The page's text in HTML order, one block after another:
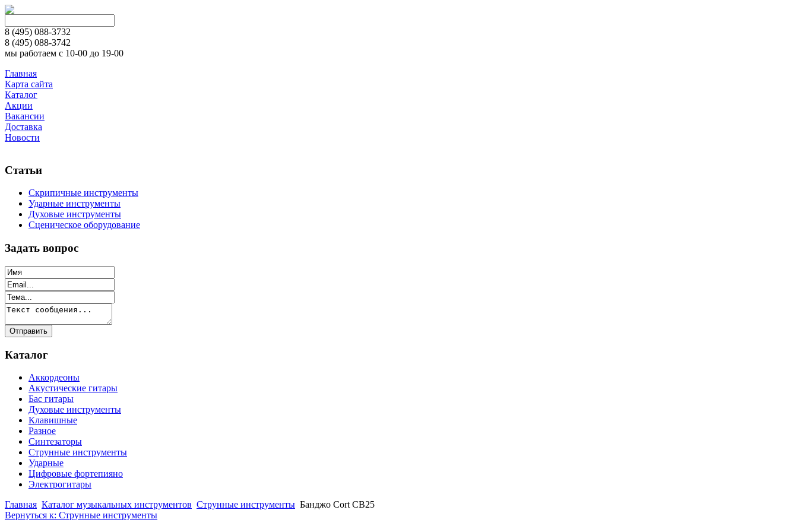
8 (495) 088-3732
8 (495) 088-3742
мы работаем с 10-00 до 19-00
Главная
Карта сайта
Каталог
Акции
Вакансии
Доставка
Новости
Статьи
Скрипичные инструменты
Ударные инструменты
Духовые инструменты
Сценическое оборудование
Задать вопрос
Каталог
Аккордеоны
Акустические гитары
Бас гитары
Духовые инструменты
Клавишные
Разное
Синтезаторы
Струнные инструменты
Ударные
Цифровые фортепияно
Электрогитары
Главная Каталог музыкальных инструментов Струнные инструменты Банджо Cort CB25
Вернуться к: Струнные инструменты